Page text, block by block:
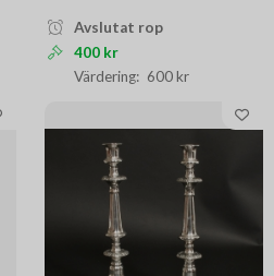
Avslutat rop
400 kr
600 kr